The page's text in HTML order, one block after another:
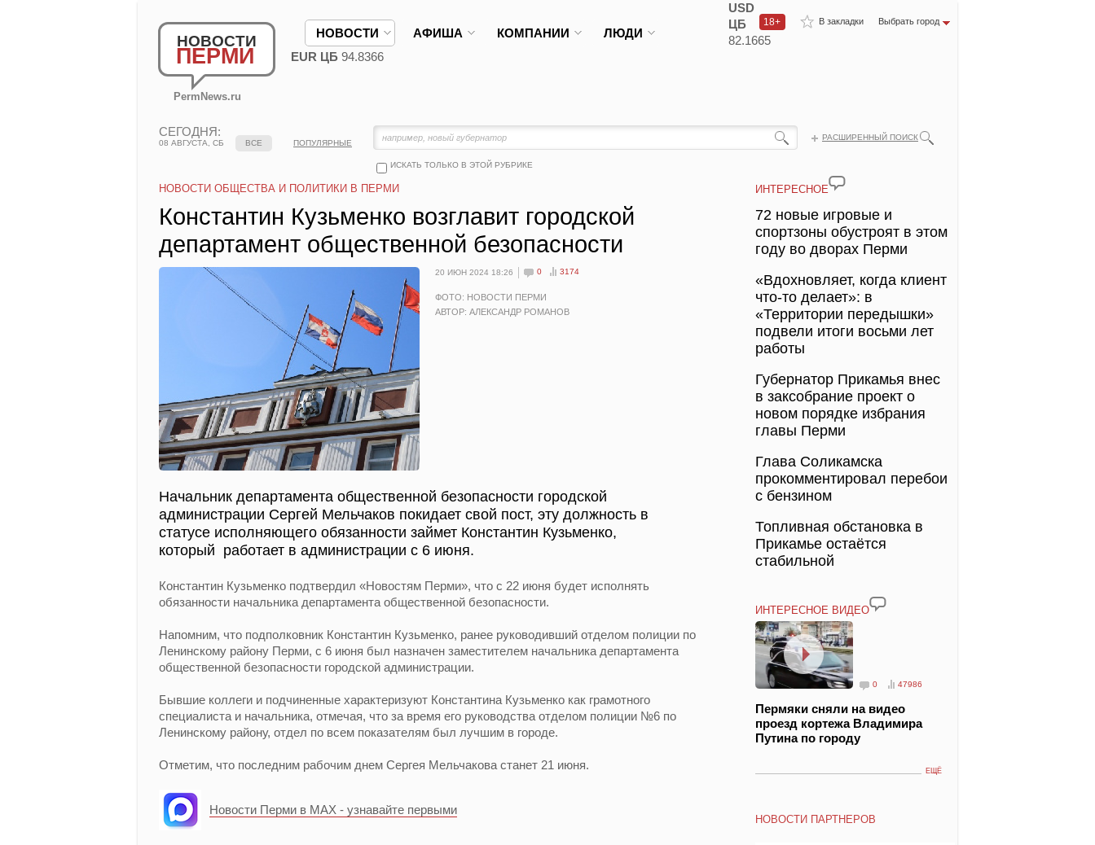
НОВОСТИ
ПЕРМИ
PermNews.ru
В закладки Выбрать город
18+
НОВОСТИ АФИША КОМПАНИИ ЛЮДИ
USD
ЦБ
82.1665
EUR ЦБ 94.8366
СЕГОДНЯ:
08 АВГУСТА, СБ
РАСШИРЕННЫЙ ПОИСК
ИСКАТЬ ТОЛЬКО В ЭТОЙ РУБРИКЕ
ВСЕ ПОПУЛЯРНЫЕ
НОВОСТИ ОБЩЕСТВА И ПОЛИТИКИ В ПЕРМИ
Константин Кузьменко возглавит городской
департамент общественной безопасности
20 ИЮН 2024 18:26 0 3174
ФОТО: НОВОСТИ ПЕРМИ
АВТОР: АЛЕКСАНДР РОМАНОВ
Начальник департамента общественной безопасности городской
администрации Сергей Мельчаков покидает свой пост, эту должность в
статусе исполняющего обязанности займет Константин Кузьменко,
который работает в администрации с 6 июня.
Константин Кузьменко подтвердил «Новостям Перми», что с 22 июня будет исполнять
обязанности начальника департамента общественной безопасности.
Напомним, что подполковник Константин Кузьменко, ранее руководивший отделом полиции по
Ленинскому району Перми, с 6 июня был назначен заместителем начальника департамента
общественной безопасности городской администрации.
Бывшие коллеги и подчиненные характеризуют Константина Кузьменко как грамотного
специалиста и начальника, отмечая, что за время его руководства отделом полиции №6 по
Ленинскому району, отдел по всем показателям был лучшим в городе.
Отметим, что последним рабочим днем Сергея Мельчакова станет 21 июня.
Новости Перми в MAX - узнавайте первыми
ИНТЕРЕСНОЕ
72 новые игровые и
спортзоны обустроят в этом
году во дворах Перми
«Вдохновляет, когда клиент
что-то делает»: в
«Территории передышки»
подвели итоги восьми лет
работы
Губернатор Прикамья внес
в заксобрание проект о
новом порядке избрания
главы Перми
Глава Соликамска
прокомментировал перебои
с бензином
Топливная обстановка в
Прикамье остаётся
стабильной
ИНТЕРЕСНОЕ ВИДЕО
0 47986
Пермяки сняли на видео
проезд кортежа Владимира
Путина по городу
ЕЩЁ
НОВОСТИ ПАРТНЕРОВ